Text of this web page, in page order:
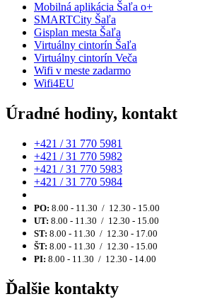
Mobilná aplikácia Šaľa o+
SMARTCity Šaľa
Gisplan mesta Šaľa
Virtuálny cintorín Šaľa
Virtuálny cintorín Veča
Wifi v meste zadarmo
Wifi4EU
Úradné hodiny, kontakt
+421 / 31 770 5981
+421 / 31 770 5982
+421 / 31 770 5983
+421 / 31 770 5984
PO: 8.00 - 11.30 / 12.30 - 15.00
UT: 8.00 - 11.30 / 12.30 - 15.00
ST: 8.00 - 11.30 / 12.30 - 17.00
ŠT: 8.00 - 11.30 / 12.30 - 15.00
PI: 8.00 - 11.30 / 12.30 - 14.00
Ďalšie kontakty